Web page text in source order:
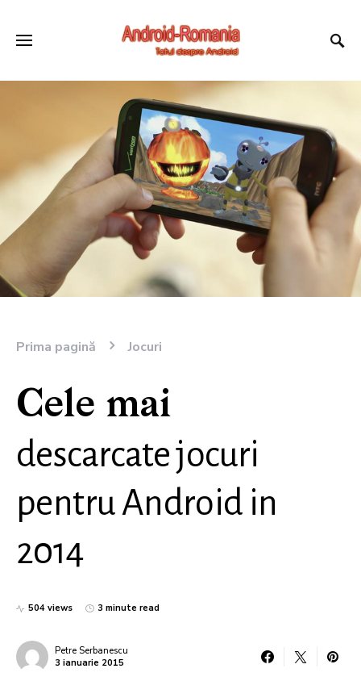
Prima pagină Jocuri
Cele mai
descarcate jocuri
pentru Android in
2014
504 views 3 minute read
Petre Serbanescu
3 ianuarie 2015